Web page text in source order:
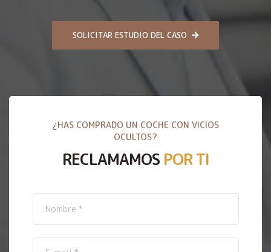
SOLICITAR ESTUDIO DEL CASO
¿HAS COMPRADO UN COCHE CON VICIOS
OCULTOS?
RECLAMAMOS POR TI